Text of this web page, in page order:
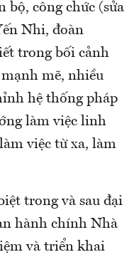
bộ, công chức (sửa
Nhi, đoàn
trong bối cảnh
mẽ, nhiều
hệ thống pháp
làm việc linh
việc từ xa, làm
trong và sau đại
hành chính Nhà
và triển khai